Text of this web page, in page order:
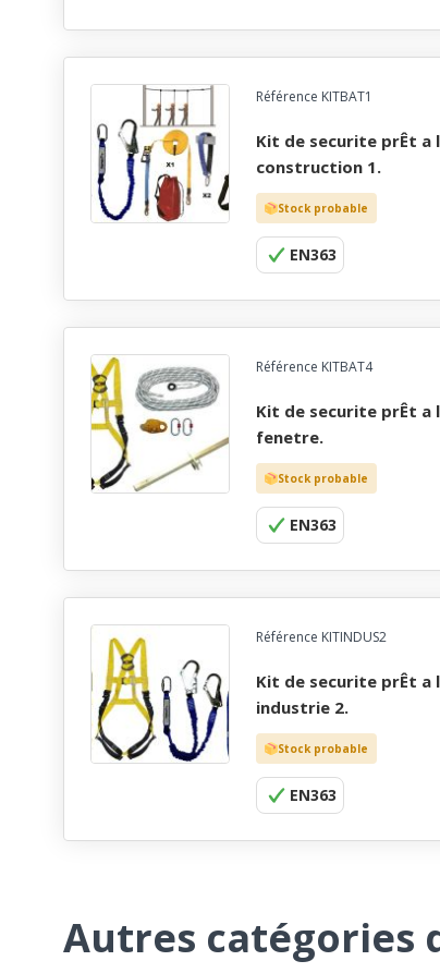
Référence KITBAT1
kit de securite prÊt a l'emploi, antichute evolution
construction 1.
Stock probable
EN363
Référence KITBAT4
kit de securite prÊt a l'emploi, antichute evolution
fenetre.
Stock probable
EN363
Référence KITINDUS2
kit de securite prÊt a l'emploi, antichute evolution
industrie 2.
Stock probable
EN363
Autres catégories